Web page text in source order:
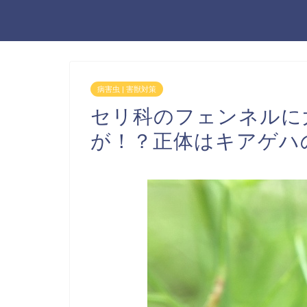
病害虫 | 害獣対策
セリ科のフェンネル
が！？正体はキアゲハ